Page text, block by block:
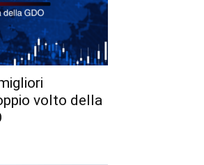
volto della